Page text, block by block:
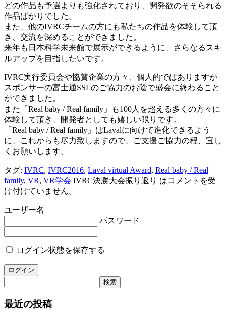
どの作品も予選よりも強化されており、開発欲のそそられる
作品ばかりでした。
また、他のIVRCチームの方にも私たちの作品を体験して頂
き、交流を深めることができました。
来年も日本科学未来館で展示ができるように、さらなるスキ
ルアップを目指したいです。
IVRC実行委員会や協賛企業の方々、個人的ではありますが
スポンサーの富士通SSLのご協力のお陰で盛会に終わること
ができました。
また「Real baby / Real family」も100人を超える多くの方々に
体験して頂き、開発者としても嬉しい限りです。
「Real baby / Real family」はLavalに向けて進化できるよう
に、これからも尽力致しますので、ご支援ご協力の程、宜し
くお願いします。
タグ: IVRC, IVRC2016, Laval virtual Award, Real baby / Real
family, VR, VR学会 IVRC決勝大会振り返り はコメントを受
け付けていません。
ユーザー名
パスワード
ログイン状態を保存する
最近の投稿